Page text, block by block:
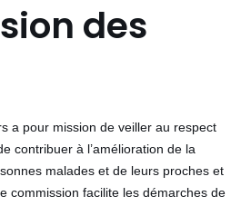
des
a pour mission de veiller au respect
contribuer à l’amélioration de la
malades et de leurs proches et
commission facilite les démarches de